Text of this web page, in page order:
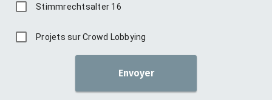
Stimmrechtsalter 16
Projets sur Crowd Lobbying
Envoyer